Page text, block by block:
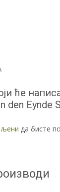
ће
den Eynde
да бисте